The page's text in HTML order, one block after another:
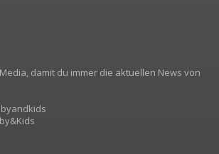
damit du immer die aktuellen News von